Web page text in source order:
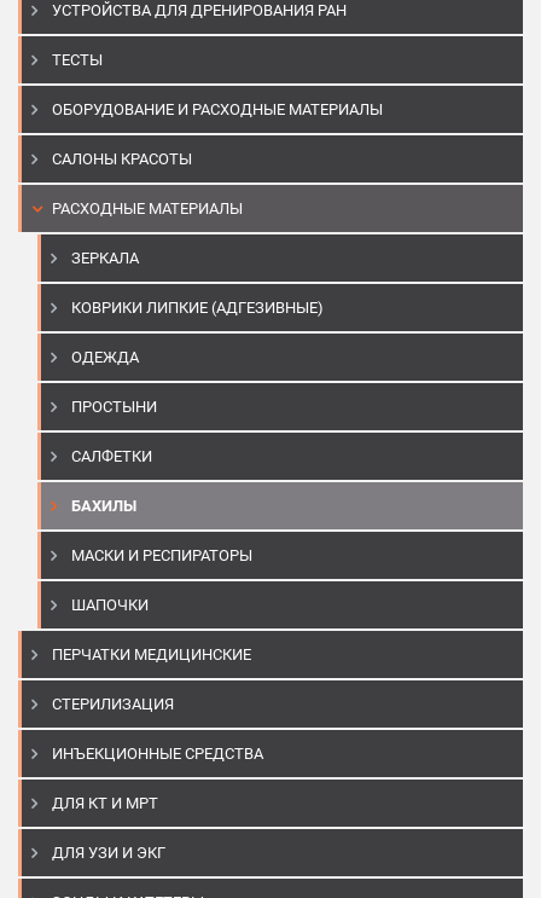
УСТРОЙСТВА ДЛЯ ДРЕНИРОВАНИЯ РАН
ТЕСТЫ
ОБОРУДОВАНИЕ И РАСХОДНЫЕ МАТЕРИАЛЫ
САЛОНЫ КРАСОТЫ
РАСХОДНЫЕ МАТЕРИАЛЫ
ЗЕРКАЛА
КОВРИКИ ЛИПКИЕ (АДГЕЗИВНЫЕ)
ОДЕЖДА
ПРОСТЫНИ
САЛФЕТКИ
БАХИЛЫ
МАСКИ И РЕСПИРАТОРЫ
ШАПОЧКИ
ПЕРЧАТКИ МЕДИЦИНСКИЕ
СТЕРИЛИЗАЦИЯ
ИНЪЕКЦИОННЫЕ СРЕДСТВА
ДЛЯ КТ И МРТ
ДЛЯ УЗИ И ЭКГ